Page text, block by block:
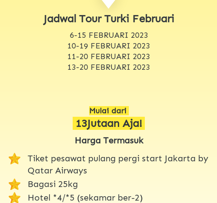
Jadwal Tour Turki Februari
6-15 FEBRUARI 2023
10-19 FEBRUARI 2023
11-20 FEBRUARI 2023
13-20 FEBRUARI 2023
Mulai dari
13Jutaan Aja!
Harga Termasuk
Tiket pesawat pulang pergi start Jakarta by
Qatar Airways
Bagasi 25kg
Hotel *4/*5 (sekamar ber-2)